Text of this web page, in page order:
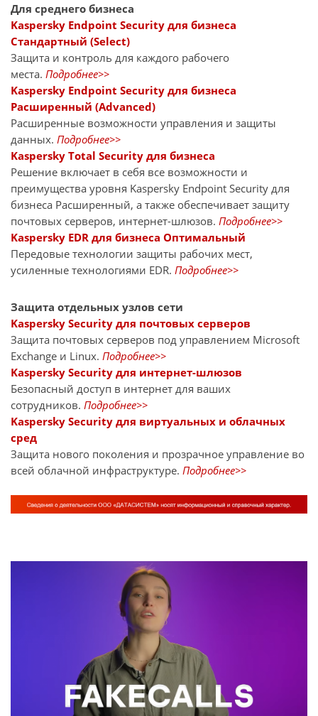
Для среднего бизнеса
Kaspersky Endpoint Security для бизнеса
Стандартный (Select)
Защита и контроль для каждого рабочего
места. Подробнее>>
Kaspersky Endpoint Security для бизнеса
Расширенный (Advanced)
Расширенные возможности управления и защиты
данных. Подробнее>>
Kaspersky Total Security для бизнеса
Решение включает в себя все возможности и
преимущества уровня Kaspersky Endpoint Security для
бизнеса Расширенный, а также обеспечивает защиту
почтовых серверов, интернет-шлюзов. Подробнее>>
Kaspersky EDR для бизнеса Оптимальный
Передовые технологии защиты рабочих мест,
усиленные технологиями EDR. Подробнее>>
Защита отдельных узлов сети
Kaspersky Security для почтовых серверов
Защита почтовых серверов под управлением Microsoft
Exchange и Linux. Подробнее>>
Kaspersky Security для интернет-шлюзов
Безопасный доступ в интернет для ваших
сотрудников. Подробнее>>
Kaspersky Security для виртуальных и облачных
сред
Защита нового поколения и прозрачное управление во
всей облачной инфраструктуре. Подробнее>>